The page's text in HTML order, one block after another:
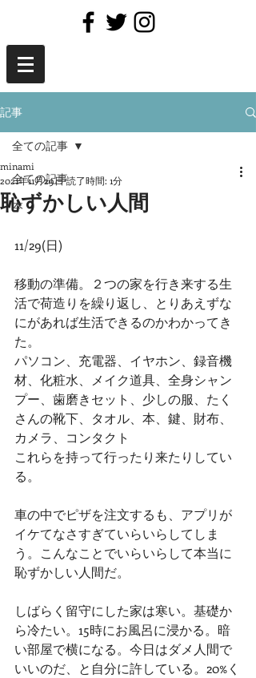
記事
全ての記事
本
全ての記事
恥ずかしい人間
minami
2021年11月29日読了時間: 1分
11/29(日)
移動の準備。２つの家を行き来する生
活で荷造りを繰り返し、とりあえずな
にがあれば生活できるのかわかってき
た。
パソコン、充電器、イヤホン、録音機
材、化粧水、メイク道具、全身シャン
プー、歯磨きセット、少しの服、たく
さんの靴下、タオル、本、鍵、財布、
カメラ、コンタクト
これらを持って行ったり来たりしてい
る。
車の中でピザを注文するも、アプリが
イケてなさすぎていらいらしてしま
う。こんなことでいらいらして本当に
恥ずかしい人間だ。
しばらく留守にした家は寒い。基礎か
ら冷たい。15時にお風呂に浸かる。暗
い部屋で横になる。今日はダメ人間で
いいのだ、と自分に許している。20%く